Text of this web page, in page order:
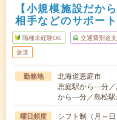
【小規模施設だか
相手などのサポー
職種未経験OK 交通費別途
派遣
勤務地
北海道恵庭市
恵庭駅から---分
から---分／島松
曜日頻度 シフト制（月～